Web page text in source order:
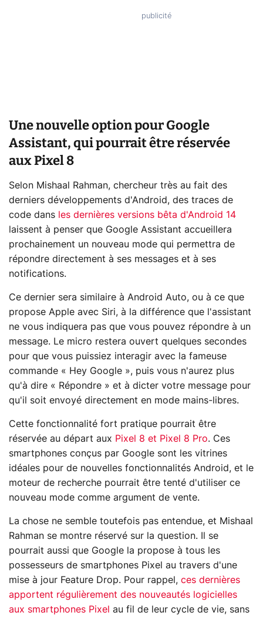
Une nouvelle option pour Google
Assistant, qui pourrait être réservée
aux Pixel 8
Selon Mishaal Rahman, chercheur très au fait des
derniers développements d'Android, des traces de
code dans les dernières versions bêta d'Android 14
laissent à penser que Google Assistant accueillera
prochainement un nouveau mode qui permettra de
répondre directement à ses messages et à ses
notifications.
Ce dernier sera similaire à Android Auto, ou à ce que
propose Apple avec Siri, à la différence que l'assistant
ne vous indiquera pas que vous pouvez répondre à un
message. Le micro restera ouvert quelques secondes
pour que vous puissiez interagir avec la fameuse
commande « Hey Google », puis vous n'aurez plus
qu'à dire « Répondre » et à dicter votre message pour
qu'il soit envoyé directement en mode mains-libres.
Cette fonctionnalité fort pratique pourrait être
réservée au départ aux Pixel 8 et Pixel 8 Pro. Ces
smartphones conçus par Google sont les vitrines
idéales pour de nouvelles fonctionnalités Android, et le
moteur de recherche pourrait être tenté d'utiliser ce
nouveau mode comme argument de vente.
La chose ne semble toutefois pas entendue, et Mishaal
Rahman se montre réservé sur la question. Il se
pourrait aussi que Google la propose à tous les
possesseurs de smartphones Pixel au travers d'une
mise à jour Feature Drop. Pour rappel, ces dernières
apportent régulièrement des nouveautés logicielles
aux smartphones Pixel au fil de leur cycle de vie, sans